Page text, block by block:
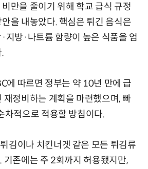
만을 줄이기 위해 학교 급식 규정
을 내놓았다. 핵심은 튀긴 음식은
지방·나트륨 함량이 높은 식품을 엄
에 따르면 정부는 약 10년 만에 급
재정비하는 계획을 마련했으며, 빠
적으로 적용할 방침이다.
김이나 치킨너겟 같은 모든 튀김류
기존에는 주 2회까지 허용됐지만,